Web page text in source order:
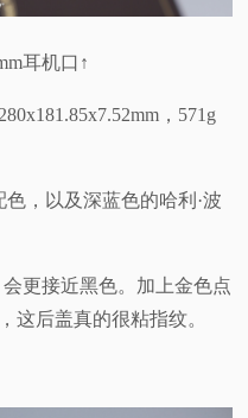
耳机口↑
，571g
，以及深蓝色的哈利·波
更接近黑色。加上金色点
这后盖真的很粘指纹。